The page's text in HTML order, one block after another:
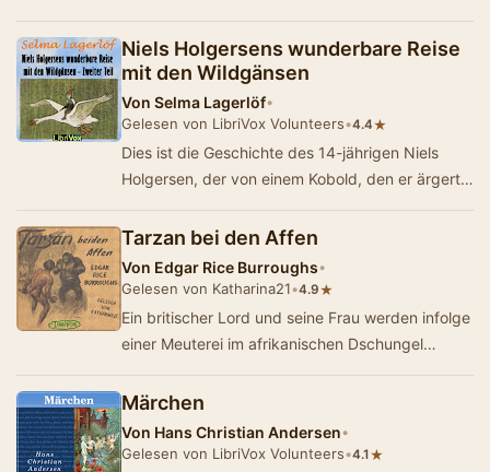
Niels Holgersens wunderbare Reise
mit den Wildgänsen
Von Selma Lagerlöf•
Gelesen von LibriVox Volunteers•4.4★
Dies ist die Geschichte des 14-jährigen Niels
Holgersen, der von einem Kobold, den er ärgert,
Tarzan bei den Affen
Von Edgar Rice Burroughs•
Gelesen von Katharina21•4.9★
Ein britischer Lord und seine Frau werden infolge
einer Meuterei im afrikanischen Dschungel
ei…
Märchen
Von Hans Christian Andersen•
Gelesen von LibriVox Volunteers•4.1 ★